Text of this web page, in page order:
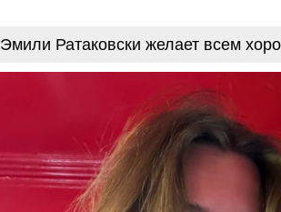
Эмили Ратаковски желает всем